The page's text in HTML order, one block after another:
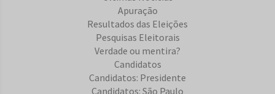
Apuração
Resultados das Eleições
Pesquisas Eleitorais
Verdade ou mentira?
Candidatos
Candidatos: Presidente
Candidatos: São Paulo